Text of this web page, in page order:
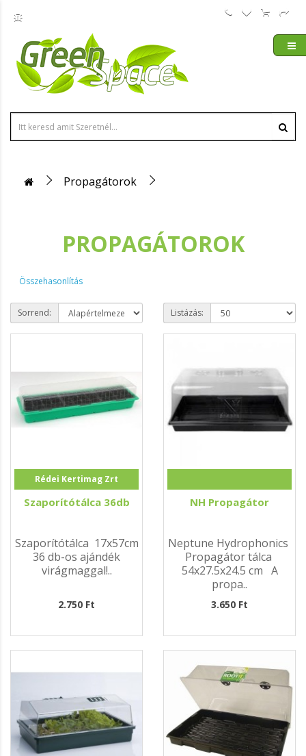
Propagátorok
PROPAGÁTOROK
Összehasonlítás
Sorrend: Listázás:
Rédei Kertimag Zrt
Szaporítótálca 36db
Szaporítótálca 17x57cm
36 db-os ajándék
virágmaggal!..
2.750 Ft
NH Propagátor
Neptune Hydrophonics
Propagátor tálca
54x27.5x24.5 cm A
propa..
3.650 Ft